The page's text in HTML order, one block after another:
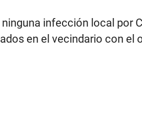
infección local por
en el vecindario con el